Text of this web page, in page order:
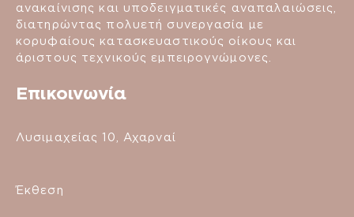
ανακαίνισης και υποδειγματικές αναπαλαιώσεις,
διατηρώντας πολυετή συνεργασία με
κορυφαίους κατασκευαστικούς οίκους και
άριστους τεχνικούς εμπειρογνώμονες.
Επικοινωνία
Λυσιμαχείας 10, Αχαρναί
Έκθεση